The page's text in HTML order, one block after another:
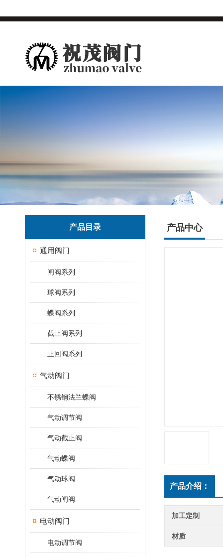
产品目录
通用阀门
闸阀系列
球阀系列
蝶阀系列
截止阀系列
止回阀系列
气动阀门
不锈钢法兰蝶阀
气动调节阀
气动截止阀
气动蝶阀
气动球阀
气动闸阀
电动阀门
电动调节阀
产品中心
产品介绍：
加工定制
材质